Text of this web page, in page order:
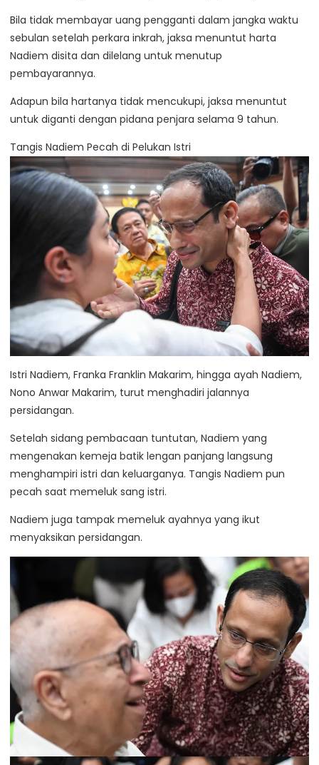
Bila tidak membayar uang pengganti dalam jangka waktu
sebulan setelah perkara inkrah, jaksa menuntut harta
Nadiem disita dan dilelang untuk menutup
pembayarannya.
Adapun bila hartanya tidak mencukupi, jaksa menuntut
untuk diganti dengan pidana penjara selama 9 tahun.
Tangis Nadiem Pecah di Pelukan Istri
Istri Nadiem, Franka Franklin Makarim, hingga ayah Nadiem,
Nono Anwar Makarim, turut menghadiri jalannya
persidangan.
Setelah sidang pembacaan tuntutan, Nadiem yang
mengenakan kemeja batik lengan panjang langsung
menghampiri istri dan keluarganya. Tangis Nadiem pun
pecah saat memeluk sang istri.
Nadiem juga tampak memeluk ayahnya yang ikut
menyaksikan persidangan.